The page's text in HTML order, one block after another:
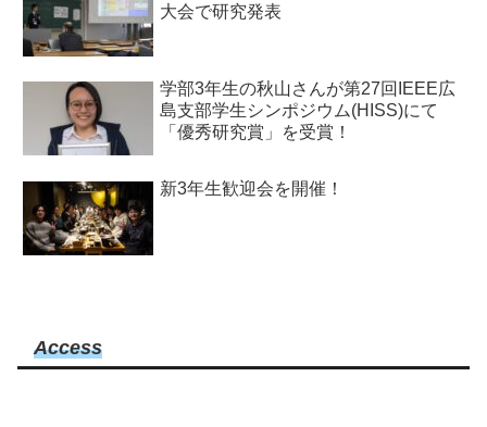
大会で研究発表
学部3年生の秋山さんが第27回IEEE広
島支部学生シンポジウム(HISS)にて
「優秀研究賞」を受賞！
新3年生歓迎会を開催！
Access